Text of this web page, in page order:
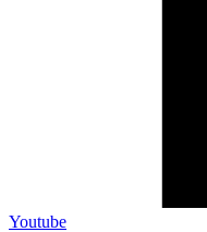
Youtube